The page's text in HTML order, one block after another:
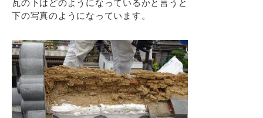
瓦の下はどのようになっているかと言うと
下の写真のようになっています。